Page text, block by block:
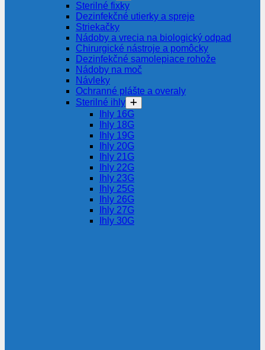
Sterilné fixky
Dezinfekčné utierky a spreje
Striekačky
Nádoby a vrecia na biologický odpad
Chirurgické nástroje a pomôcky
Dezinfekčné samolepiace rohože
Nádoby na moč
Návleky
Ochranné plášte a overaly
Sterilné ihly
Ihly 16G
Ihly 18G
Ihly 19G
Ihly 20G
Ihly 21G
Ihly 22G
Ihly 23G
Ihly 25G
Ihly 26G
Ihly 27G
Ihly 30G